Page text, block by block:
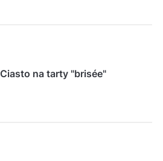
Ciasto na tarty "brisée"